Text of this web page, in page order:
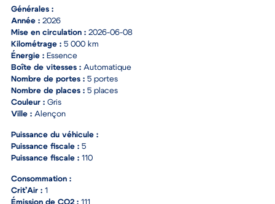
Générales :
Année : 2026
Mise en circulation :2026-06-08
Kilométrage :5 000 km
Énergie :Essence
Boîte de vitesses : Automatique
Nombre de portes : 5 portes
Nombre de places :
Couleur :Gris
Puissance du véhicule :
Puissance fiscale : 5
Consommation :
Crit’Air : 1